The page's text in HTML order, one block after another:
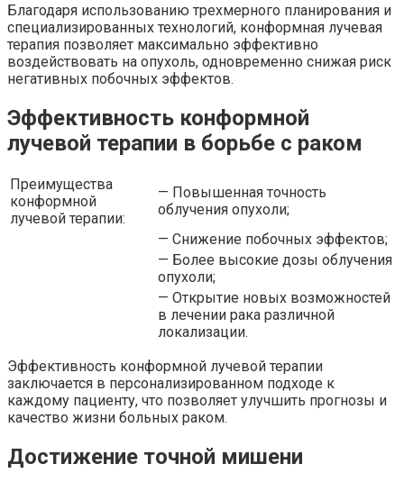
Благодаря использованию трехмерного планирования и
специализированных технологий, конформная лучевая
терапия позволяет максимально эффективно
воздействовать на опухоль, одновременно снижая риск
негативных побочных эффектов.
Эффективность конформной
лучевой терапии в борьбе с раком
Преимущества
конформной
лучевой терапии:
— Повышенная точность
облучения опухоли;
— Снижение побочных эффектов;
— Более высокие дозы облучения
опухоли;
— Открытие новых возможностей
в лечении рака различной
локализации.
Эффективность конформной лучевой терапии
заключается в персонализированном подходе к
каждому пациенту, что позволяет улучшить прогнозы и
качество жизни больных раком.
Достижение точной мишени